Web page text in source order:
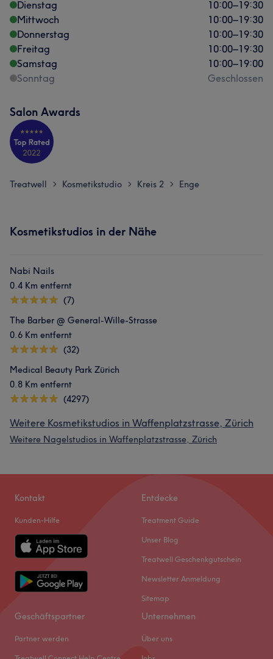
Dienstag
10:00–19:30
Mittwoch
10:00–19:30
Donnerstag
10:00–19:30
Freitag
10:00–19:30
Samstag
10:00–19:00
Sonntag
Geschlossen
Salon Awards
Treatwell > Kosmetikstudio > Kreis 2 > Enge
Kosmetikstudios in der Nähe
Nabi Nails
0.4 Km entfernt
(7)
The Barber @ General-Wille-Strasse
0.6 Km entfernt
(32)
Medical Beauty Park Zürich
0.8 Km entfernt
(4297)
Weitere Kosmetikstudios in Waffenplatzstrasse, Zürich
Weitere Nagelstudios in Waffenplatzstrasse, Zürich
Kontakt
Kunden-Hilfe
Entdecke
Treatment Guide
Unser Blog
Treatwell Geschenkgutschein
Newsletter Anmeldung
Sitemap
Geschäftspartner
Partner werden
Unternehmen
Über uns